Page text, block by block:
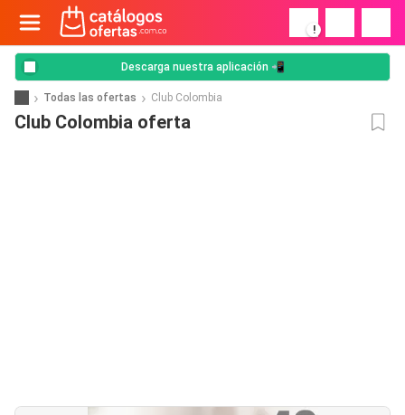
!
Descarga nuestra aplicación 📲
Todas las ofertas Club Colombia
Club Colombia oferta